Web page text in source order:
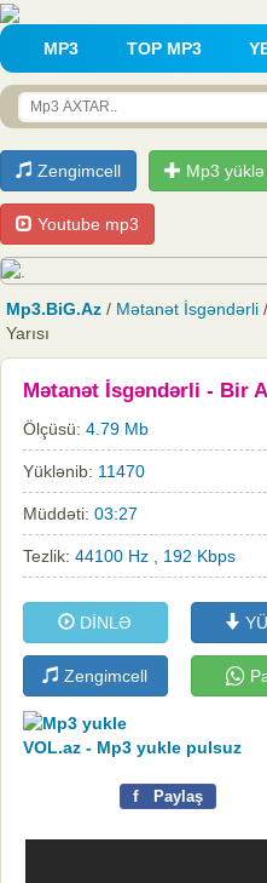
MP3 TOP MP3
Zengimcell Mp3 yüklə
Youtube mp3
Mp3.BiG.Az / Mətanət İsgəndərli
Yarısı
Mətanət İsgəndərli - Bir
Ölçüsü: 4.79 Mb
Yüklənib: 11470
Müddəti: 03:27
Tezlik: 44100 Hz , 192 Kbps
DİNLƏ
Zengimcell
VOL.az - Mp3 yukle pulsuz
f Paylaş